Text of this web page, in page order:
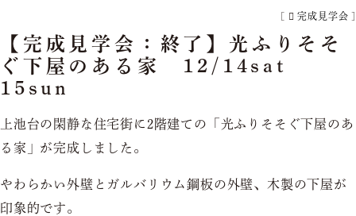
[ 完成見学会 ]
【完成見学会：終了】光ふりそそ
ぐ下屋のある家 12/14sat
15sun
上池台の閑静な住宅街に2階建ての「光ふりそそぐ下屋のあ
る家」が完成しました。
やわらかい外壁とガルバリウム鋼板の外壁、木製の下屋が
印象的です。